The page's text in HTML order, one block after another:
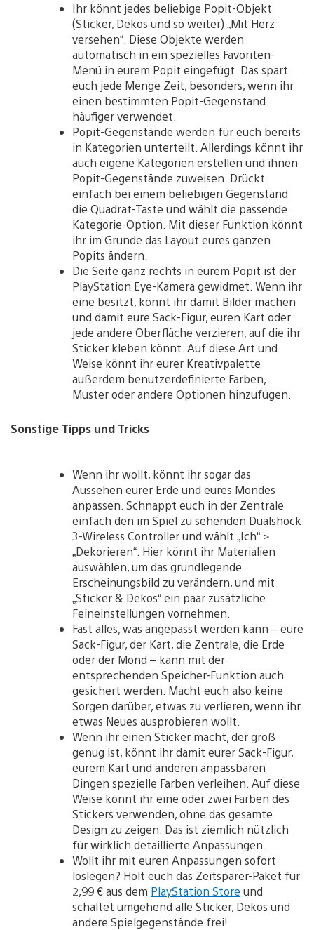
Ihr könnt jedes beliebige Popit-Objekt
(Sticker, Dekos und so weiter) „Mit Herz
versehen“. Diese Objekte werden
automatisch in ein spezielles Favoriten-
Menü in eurem Popit eingefügt. Das spart
euch jede Menge Zeit, besonders, wenn ihr
einen bestimmten Popit-Gegenstand
häufiger verwendet.
Popit-Gegenstände werden für euch bereits
in Kategorien unterteilt. Allerdings könnt ihr
auch eigene Kategorien erstellen und ihnen
Popit-Gegenstände zuweisen. Drückt
einfach bei einem beliebigen Gegenstand
die Quadrat-Taste und wählt die passende
Kategorie-Option. Mit dieser Funktion könnt
ihr im Grunde das Layout eures ganzen
Popits ändern.
Die Seite ganz rechts in eurem Popit ist der
PlayStation Eye-Kamera gewidmet. Wenn ihr
eine besitzt, könnt ihr damit Bilder machen
und damit eure Sack-Figur, euren Kart oder
jede andere Oberfläche verzieren, auf die ihr
Sticker kleben könnt. Auf diese Art und
Weise könnt ihr eurer Kreativpalette
außerdem benutzerdefinierte Farben,
Muster oder andere Optionen hinzufügen.
Sonstige Tipps und Tricks
Wenn ihr wollt, könnt ihr sogar das
Aussehen eurer Erde und eures Mondes
anpassen. Schnappt euch in der Zentrale
einfach den im Spiel zu sehenden Dualshock
3-Wireless Controller und wählt „Ich“ >
„Dekorieren“. Hier könnt ihr Materialien
auswählen, um das grundlegende
Erscheinungsbild zu verändern, und mit
„Sticker & Dekos“ ein paar zusätzliche
Feineinstellungen vornehmen.
Fast alles, was angepasst werden kann – eure
Sack-Figur, der Kart, die Zentrale, die Erde
oder der Mond – kann mit der
entsprechenden Speicher-Funktion auch
gesichert werden. Macht euch also keine
Sorgen darüber, etwas zu verlieren, wenn ihr
etwas Neues ausprobieren wollt.
Wenn ihr einen Sticker macht, der groß
genug ist, könnt ihr damit eurer Sack-Figur,
eurem Kart und anderen anpassbaren
Dingen spezielle Farben verleihen. Auf diese
Weise könnt ihr eine oder zwei Farben des
Stickers verwenden, ohne das gesamte
Design zu zeigen. Das ist ziemlich nützlich
für wirklich detaillierte Anpassungen.
Wollt ihr mit euren Anpassungen sofort
loslegen? Holt euch das Zeitsparer-Paket für
2,99 € aus dem PlayStation Store und
schaltet umgehend alle Sticker, Dekos und
andere Spielgegenstände frei!